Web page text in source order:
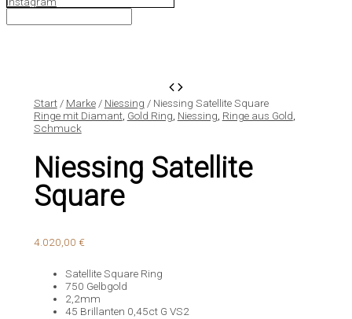
Start/ Marke/ Niessing / Niessing Satellite Square
Ringe mit Diamant, Gold Ring, Niessing, Ringe aus Gold,
Schmuck
Niessing Satellite
Square
4.020,00 €
Satellite Square Ring
750 Gelbgold
2,2mm
45 Brillanten 0,45ct G VS2